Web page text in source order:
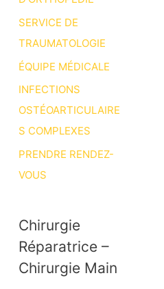
SERVICE DE
TRAUMATOLOGIE
ÉQUIPE MÉDICALE
INFECTIONS
OSTÉOARTICULAIRE
S COMPLEXES
PRENDRE RENDEZ-
VOUS
Chirurgie
Réparatrice –
Chirurgie Main